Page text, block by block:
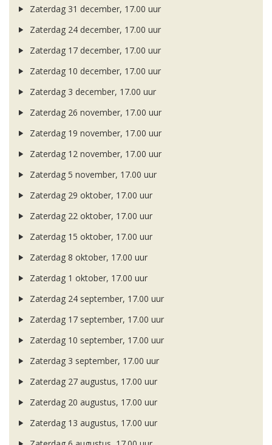
Zaterdag 31 december, 17.00 uur
Zaterdag 24 december, 17.00 uur
Zaterdag 17 december, 17.00 uur
Zaterdag 10 december, 17.00 uur
Zaterdag 3 december, 17.00 uur
Zaterdag 26 november, 17.00 uur
Zaterdag 19 november, 17.00 uur
Zaterdag 12 november, 17.00 uur
Zaterdag 5 november, 17.00 uur
Zaterdag 29 oktober, 17.00 uur
Zaterdag 22 oktober, 17.00 uur
Zaterdag 15 oktober, 17.00 uur
Zaterdag 8 oktober, 17.00 uur
Zaterdag 1 oktober, 17.00 uur
Zaterdag 24 september, 17.00 uur
Zaterdag 17 september, 17.00 uur
Zaterdag 10 september, 17.00 uur
Zaterdag 3 september, 17.00 uur
Zaterdag 27 augustus, 17.00 uur
Zaterdag 20 augustus, 17.00 uur
Zaterdag 13 augustus, 17.00 uur